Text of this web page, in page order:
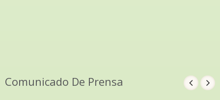
Comunicado De Prensa